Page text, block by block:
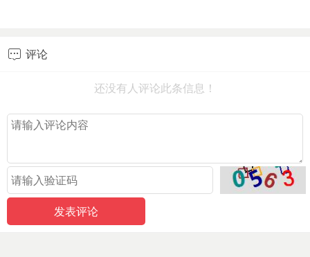
 评论
还没有人评论此条信息！